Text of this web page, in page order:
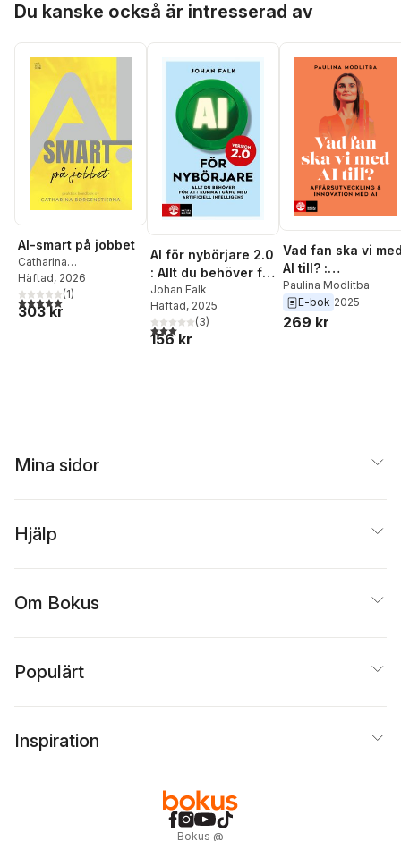
Du kanske också är intresserad av
AI-smart på jobbet
Catharina
Borgenstierna
Häftad, 2026
5,0utav 5 stjärnor. Totalt antal röster:
(1)
303 kr
AI för nybörjare 2.0
: Allt du behöver för
att komma i gång
med artificiell
intelligens
Johan Falk
Häftad, 2025
3,0utav 5 stjärnor. Totalt antal röster:
(3)
156 kr
Vad fan ska vi
AI till? :
Affärsutveckling &
innovation med AI
Paulina Modlitba
E-bok 2025
269 kr
Mina sidor
Hjälp
Om Bokus
Populärt
Inspiration
Bokus @